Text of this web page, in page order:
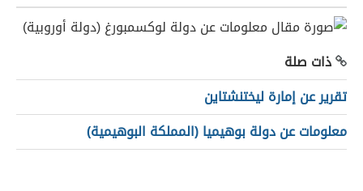
ذات صلة
تقرير عن إمارة ليختنشتاين
معلومات عن دولة بوهيميا (المملكة البوهيمية)